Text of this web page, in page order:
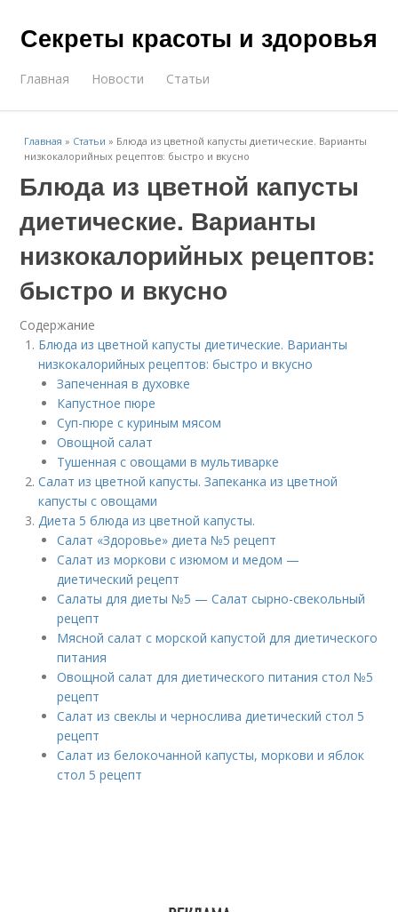
Секреты красоты и здоровья
Главная Новости Статьи
Главная » Статьи » Блюда из цветной капусты диетические. Варианты
низкокалорийных рецептов: быстро и вкусно
Блюда из цветной капусты
диетические. Варианты
низкокалорийных рецептов:
быстро и вкусно
Содержание
Блюда из цветной капусты диетические. Варианты
низкокалорийных рецептов: быстро и вкусно
Запеченная в духовке
Капустное пюре
Суп-пюре с куриным мясом
Овощной салат
Тушенная с овощами в мультиварке
Салат из цветной капусты. Запеканка из цветной
капусты с овощами
Диета 5 блюда из цветной капусты.
Салат «Здоровье» диета №5 рецепт
Салат из моркови с изюмом и медом —
диетический рецепт
Салаты для диеты №5 — Салат сырно-свекольный
рецепт
Мясной салат с морской капустой для диетического
питания
Овощной салат для диетического питания стол №5
рецепт
Салат из свеклы и чернослива диетический стол 5
рецепт
Салат из белокочанной капусты, моркови и яблок
стол 5 рецепт